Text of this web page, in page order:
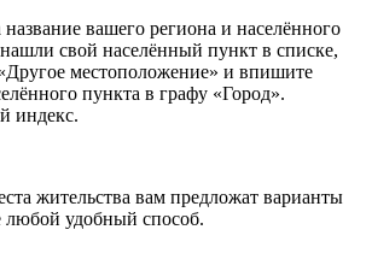
вашего региона и населённого
свой населённый пункт в списке,
местоположение» и впишите
пункта в графу «Город».
индекс.
жительства вам предложат варианты
любой удобный способ.